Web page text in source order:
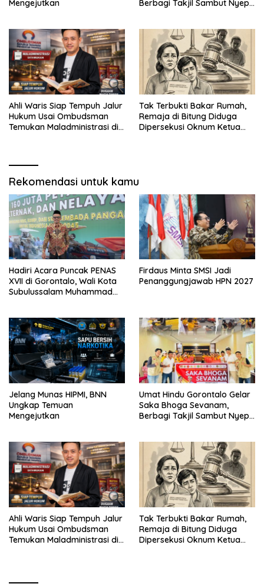
Mengejutkan
Berbagi Takjil Sambut Nyepi
Ahli Waris Siap Tempuh Jalur
Hukum Usai Ombudsman
Temukan Maladministrasi di
Tak Terbukti Bakar Rumah,
Remaja di Bitung Diduga
Dipersekusi Oknum Ketua
Rekomendasi untuk kamu
Hadiri Acara Puncak PENAS
XVII di Gorontalo, Wali Kota
Subulussalam Muhammad
Firdaus Minta SMSI Jadi
Penanggungjawab HPN 2027
Jelang Munas HIPMI, BNN
Ungkap Temuan
Mengejutkan
Umat Hindu Gorontalo Gelar
Saka Bhoga Sevanam,
Berbagi Takjil Sambut Nyepi
Ahli Waris Siap Tempuh Jalur
Hukum Usai Ombudsman
Temukan Maladministrasi di
Tak Terbukti Bakar Rumah,
Remaja di Bitung Diduga
Dipersekusi Oknum Ketua